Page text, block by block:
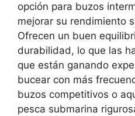
opción para buzos
mejorar su rendimiento
Ofrecen un buen
durabilidad, lo que las
que están ganando
bucear con más
buzos competitivos o
pesca submarina